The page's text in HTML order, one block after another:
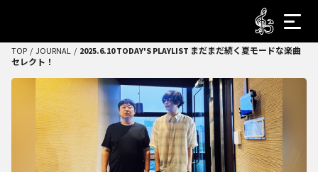
TOP JOURNAL
2025.6.10 TODAY'S PLAYLIST まだまだ続く夏モードな楽曲
セレクト！